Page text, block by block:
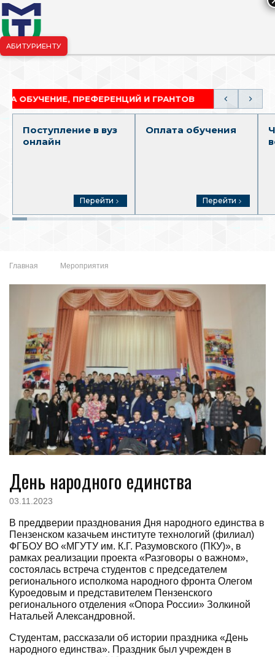
АБИТУРИЕНТУ
ПРЕФЕРЕНЦИЙ И ГРАНТОВ
Поступление в вуз
онлайн
Перейти
Оплата обучения
Перейти
Главная Мероприятия
День народного единства
03.11.2023
В преддверии празднования Дня народного единства в
Пензенском казачьем институте технологий (филиал)
ФГБОУ ВО «МГУТУ им. К.Г. Разумовского (ПКУ)», в
рамках реализации проекта «Разговоры о важном»,
состоялась встреча студентов с председателем
регионального исполкома народного фронта Олегом
Куроедовым и представителем Пензенского
регионального отделения «Опора России» Золкиной
Натальей Александровной.
Студентам, рассказали об истории праздника «День
народного единства». Праздник был учрежден в